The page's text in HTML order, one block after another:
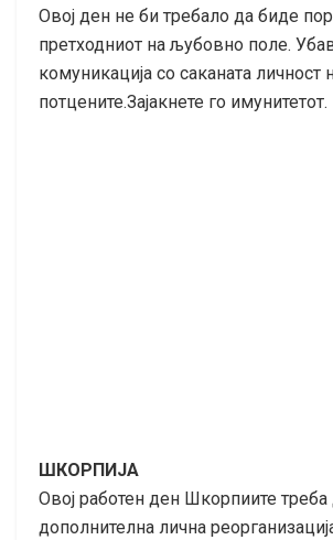
Овој ден не би требало да биде
претходниот на љубовно поле.
комуникација со саканата личност
потцените.Зајакнете го имунитетот.
ШКОРПИЈА
Овој работен ден Шкорпиите треба
дополнителна лична